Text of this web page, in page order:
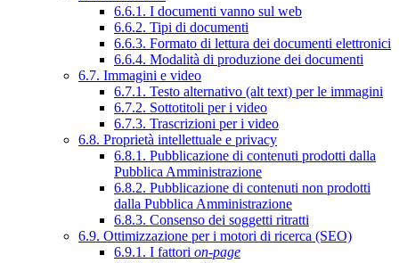
6.6.1. I documenti vanno sul web
6.6.2. Tipi di documenti
6.6.3. Formato di lettura dei documenti elettronici
6.6.4. Modalità di produzione dei documenti
6.7. Immagini e video
6.7.1. Testo alternativo (alt text) per le immagini
6.7.2. Sottotitoli per i video
6.7.3. Trascrizioni per i video
6.8. Proprietà intellettuale e privacy
6.8.1. Pubblicazione di contenuti prodotti dalla
Pubblica Amministrazione
6.8.2. Pubblicazione di contenuti non prodotti
dalla Pubblica Amministrazione
6.8.3. Consenso dei soggetti ritratti
6.9. Ottimizzazione per i motori di ricerca (SEO)
6.9.1. I fattori on-page